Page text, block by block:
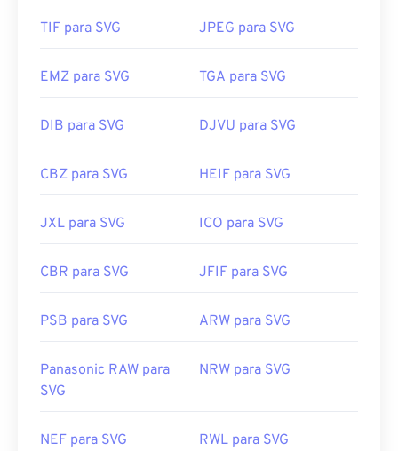
ferramentasde SVG para JPGouSVG para PNG
Desenvolvido por:
World Wide Web Consortium
Links úteis:
https://en.wikipedia.org/wiki/Scalable_Vector_Graphics
TIF para SVG JPEG para SVG
EMZ para SVG TGA para SVG
DIB para SVG DJVU para SVG
CBZ para SVG HEIF para SVG
JXL para SVG ICO para SVG
CBR para SVG JFIF para SVG
PSB para SVG ARW para SVG
Panasonic RAW para
SVG
NRW para SVG
NEF para SVG RWL para SVG